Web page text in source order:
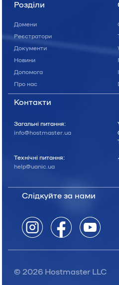
Розділи
Домени
Реєстратори
Документи
Новини
Допомога
Про нас
Контакти
Загальні питання:
info@hostmaster.ua
Технічні питання:
help@uanic.ua
Слідкуйте за нами
© 2026 Hostmaster LLC